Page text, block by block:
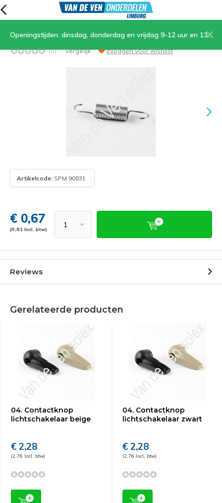
Openingstijden: dinsdag, donderdag en vrijdag 9-12 uur en 13.30-17 uur, zaterdag 9-12 uur
06. Veer lichtschakelaar
(0) Vergelijk Inloggen voor wishlist
Artikelcode: SPM 90831
€ 0,67
(0,81 Incl. btw)
Reviews
Gerelateerde producten
04. Contactknop
lichtschakelaar beige
€ 2,28
(2,76 Incl. btw)
04. Contactknop
lichtschakelaar zwart
€ 2,28
(2,76 Incl. btw)